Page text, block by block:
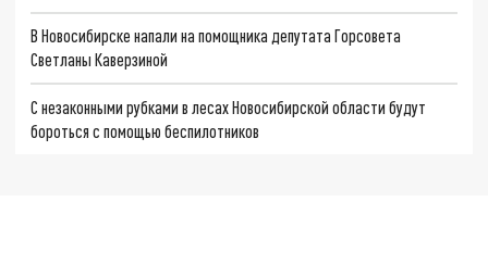
В Новосибирске напали на помощника депутата Горсовета
Светланы Каверзиной
С незаконными рубками в лесах Новосибирской области будут
бороться с помощью беспилотников